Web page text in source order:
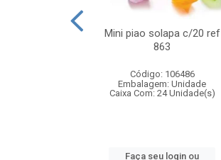
Mini piao solapa c/20 ref
863
Código: 106486
Embalagem: Unidade
Caixa Com: 24 Unidade(s)
Faça seu login ou